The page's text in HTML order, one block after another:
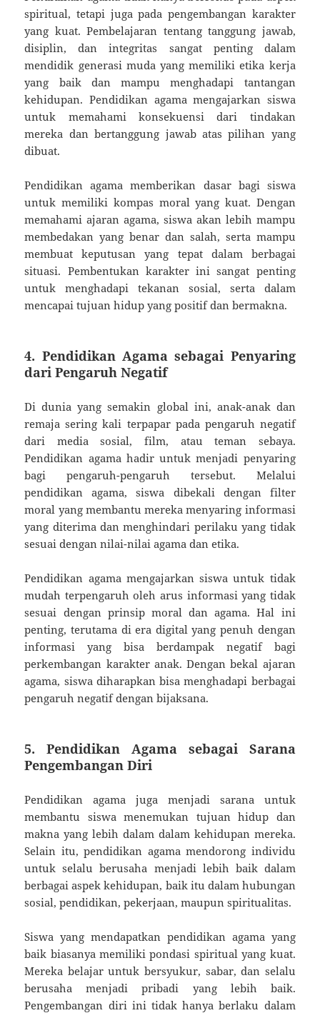
spiritual, tetapi juga pada pengembangan karakter
yang kuat. Pembelajaran tentang tanggung jawab,
disiplin, dan integritas sangat penting dalam
mendidik generasi muda yang memiliki etika kerja
yang baik dan mampu menghadapi tantangan
kehidupan. Pendidikan agama mengajarkan siswa
untuk memahami konsekuensi dari tindakan
mereka dan bertanggung jawab atas pilihan yang
dibuat.
Pendidikan agama memberikan dasar bagi siswa
untuk memiliki kompas moral yang kuat. Dengan
memahami ajaran agama, siswa akan lebih mampu
membedakan yang benar dan salah, serta mampu
membuat keputusan yang tepat dalam berbagai
situasi. Pembentukan karakter ini sangat penting
untuk menghadapi tekanan sosial, serta dalam
mencapai tujuan hidup yang positif dan bermakna.
4. Pendidikan Agama sebagai Penyaring
dari Pengaruh Negatif
Di dunia yang semakin global ini, anak-anak dan
remaja sering kali terpapar pada pengaruh negatif
dari media sosial, film, atau teman sebaya.
Pendidikan agama hadir untuk menjadi penyaring
bagi pengaruh-pengaruh tersebut. Melalui
pendidikan agama, siswa dibekali dengan filter
moral yang membantu mereka menyaring informasi
yang diterima dan menghindari perilaku yang tidak
sesuai dengan nilai-nilai agama dan etika.
Pendidikan agama mengajarkan siswa untuk tidak
mudah terpengaruh oleh arus informasi yang tidak
sesuai dengan prinsip moral dan agama. Hal ini
penting, terutama di era digital yang penuh dengan
informasi yang bisa berdampak negatif bagi
perkembangan karakter anak. Dengan bekal ajaran
agama, siswa diharapkan bisa menghadapi berbagai
pengaruh negatif dengan bijaksana.
5. Pendidikan Agama sebagai Sarana
Pengembangan Diri
Pendidikan agama juga menjadi sarana untuk
membantu siswa menemukan tujuan hidup dan
makna yang lebih dalam dalam kehidupan mereka.
Selain itu, pendidikan agama mendorong individu
untuk selalu berusaha menjadi lebih baik dalam
berbagai aspek kehidupan, baik itu dalam hubungan
sosial, pendidikan, pekerjaan, maupun spiritualitas.
Siswa yang mendapatkan pendidikan agama yang
baik biasanya memiliki pondasi spiritual yang kuat.
Mereka belajar untuk bersyukur, sabar, dan selalu
berusaha menjadi pribadi yang lebih baik.
Pengembangan diri ini tidak hanya berlaku dalam